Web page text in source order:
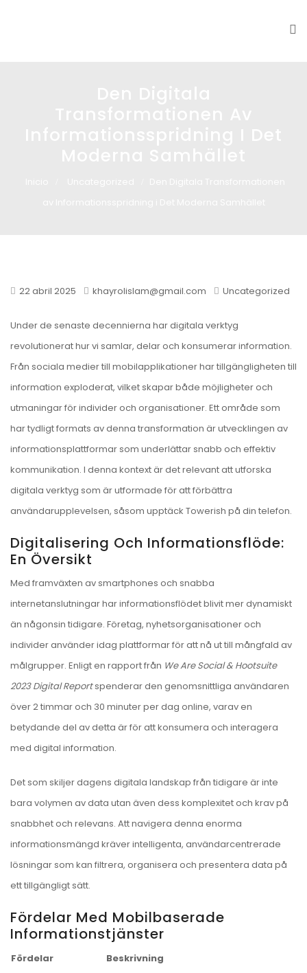
22 abril 2025 khayrolislam@gmail.com Uncategorized
Under de senaste decennierna har digitala verktyg
revolutionerat hur vi samlar, delar och konsumerar information.
Från sociala medier till mobilapplikationer har tillgängligheten till
information exploderat, vilket skapar både möjligheter och
utmaningar för individer och organisationer. Ett område som
har tydligt formats av denna transformation är utvecklingen av
informationsplattformar som underlättar snabb och effektiv
kommunikation. I denna kontext är det relevant att utforska
digitala verktyg som är utformade för att förbättra
användarupplevelsen, såsom upptäck Towerish på din telefon.
Digitalisering Och Informationsflöde:
En Översikt
Med framväxten av smartphones och snabba
internetanslutningar har informationsflödet blivit mer dynamiskt
än någonsin tidigare. Företag, nyhetsorganisationer och
individer använder idag plattformar för att nå ut till mångfald av
målgrupper. Enligt en rapport från We Are Social & Hootsuite
2023 Digital Reportspenderar den genomsnittliga användaren
över 2 timmar och 30 minuter per dag online, varav en
betydande del av detta är för att konsumera och interagera
med digital information.
Det som skiljer dagens digitala landskap från tidigare är inte
bara volymen av data utan även dess komplexitet och krav på
snabbhet och relevans. Att navigera denna enorma
informationsmängd kräver intelligenta, användarcentrerade
lösningar som kan filtrera, organisera och presentera data på
ett tillgängligt sätt.
Fördelar Med Mobilbaserade
Informationstjänster
Fördelar Beskrivning